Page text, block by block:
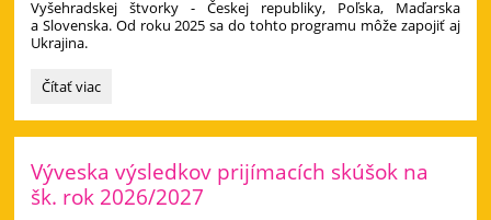
Vyšehradskej štvorky - Českej republiky, Poľska, Maďarska
a Slovenska. Od roku 2025 sa do tohto programu môže zapojiť aj
Ukrajina.
Visegrad
Čítať viac
Výveska výsledkov prijímacích skúšok na
šk. rok 2026/2027